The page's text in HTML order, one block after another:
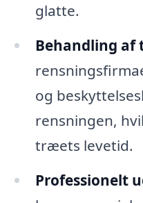
glatte.
Behandling af
og
rensningen,
træets levetid.
Professionelt